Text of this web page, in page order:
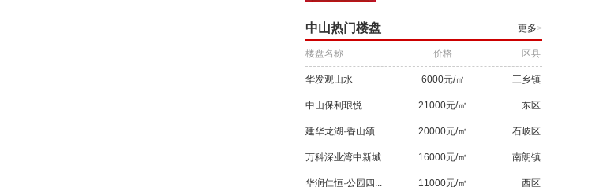
中山热门楼盘 更多>
楼盘名称 价格 区县
华发观山水 6000元/㎡ 三乡镇
中山保利琅悦 21000元/㎡ 东区
建华龙湖·香山颂 20000元/㎡ 石岐区
万科深业湾中新城 16000元/㎡ 南朗镇
华润仁恒·公园四... 11000元/㎡ 西区